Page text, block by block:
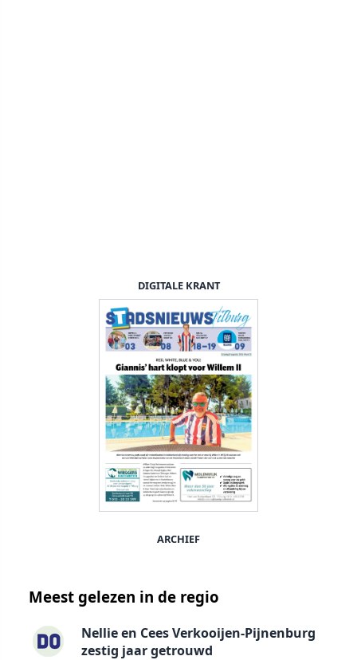
DIGITALE KRANT
ARCHIEF
Meest gelezen in de regio
Nellie en Cees Verkooijen-Pijnenburg
zestig jaar getrouwd